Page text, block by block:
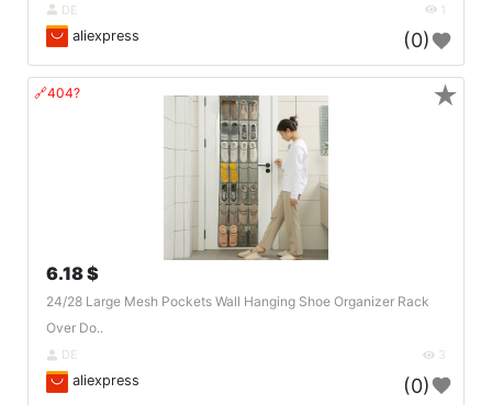
DE 1
aliexpress (0)
🔗404?
6.18 $
24/28 Large Mesh Pockets Wall Hanging Shoe Organizer Rack
Over Do..
DE 3
aliexpress (0)
★